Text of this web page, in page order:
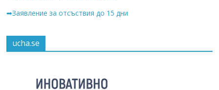
➡Заявление за отсъствия до 15 дни
ucha.se